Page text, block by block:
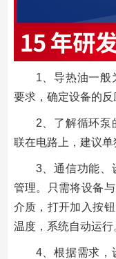
1、导热油一般
要求，确定设备的反
2、了解循环泵
联在电路上，建议单
3、通信功能、
管理。只需将设备
介质，打开加入按
温度，系统自动运行
4、根据需求，